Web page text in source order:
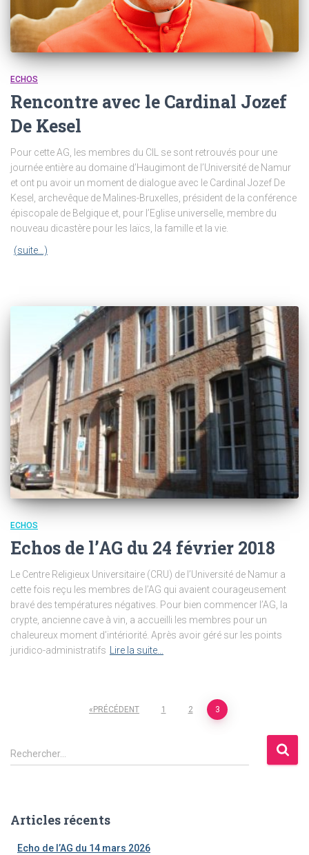
ECHOS
Rencontre avec le Cardinal Jozef
De Kesel
Pour cette AG, les membres du CIL se sont retrouvés pour une
journée entière au domaine d’Haugimont de l’Université de Namur
et ont pu avoir un moment de dialogue avec le Cardinal Jozef De
Kesel, archevêque de Malines-Bruxelles, président de la conférence
épiscopale de Belgique et, pour l’Eglise universelle, membre du
nouveau dicastère pour les laïcs, la famille et la vie.
(suite…)
ECHOS
Echos de l’AG du 24 février 2018
Le Centre Religieux Universitaire (CRU) de l’Université de Namur a
cette fois reçu les membres de l’AG qui avaient courageusement
bravé des températures négatives. Pour bien commencer l’AG, la
crypte, ancienne cave à vin, a accueilli les membres pour un
chaleureux moment d’intériorité. Après avoir géré sur les points
juridico-administratifs
Lire la suite…
Pagination
des
PRÉCÉDENT 1 2 3
R
e
r
Rechercher…
Articles récents
Echo de l’AG du 14 mars 2026